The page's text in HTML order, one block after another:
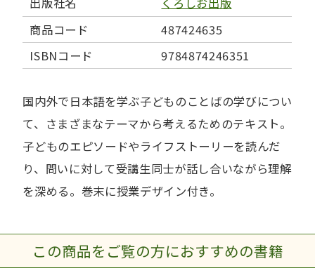
商品コード
487424635
ISBNコード
9784874246351
国内外で日本語を学ぶ子どものことばの学びについ
て、さまざまなテーマから考えるためのテキスト。
子どものエピソードやライフストーリーを読んだ
り、問いに対して受講生同士が話し合いながら理解
を深める。巻末に授業デザイン付き。
この商品をご覧の方におすすめの書籍